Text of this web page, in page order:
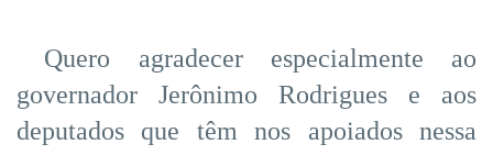
Quero agradecer especialmente ao
governador Jerônimo Rodrigues e aos
deputados que têm nos apoiados nessa